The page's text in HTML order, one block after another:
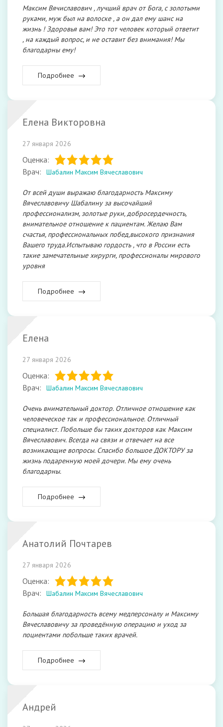
Максим Вячиславович , лучший врач от Бога, с золотыми
руками, муж был на волоске , а он дал ему шанс на
жизнь ! Здоровья вам! Это тот человек который ответит
, на каждый вопрос, и не оставит без внимания! Мы
благодарны ему!
Подробнее
Елена Викторовна
27 января 2026
Оценка:
Врач:
Шабалин Максим Вячеславович
От всей души выражаю благодарность Максиму
Вячеславовичу Шабалину за высочайший
профессионализм, золотые руки, добросердечность,
внимательное отношение к пациентам. Желаю Вам
счастья, профессиональных побед,высокого признания
Вашего труда.Испытываю гордость , что в России есть
такие замечательные хирурги, профессионалы мирового
уровня
Подробнее
Елена
27 января 2026
Оценка:
Врач:
Шабалин Максим Вячеславович
Очень внимательный доктор. Отличное отношение как
человеческое так и профессиональное. Отличный
специалист. Побольше бы таких докторов как Максим
Вячеславович. Всегда на связи и отвечает на все
возникающие вопросы. Спасибо большое ДОКТОРУ за
жизнь подаренную моей дочери. Мы ему очень
благодарны.
Подробнее
Анатолий Почтарев
27 января 2026
Оценка:
Врач:
Шабалин Максим Вячеславович
Большая благодарность всему медперсоналу и Максиму
Вячеславовичу за проведённую операцию и уход за
поциентами побольше таких врачей.
Подробнее
Андрей